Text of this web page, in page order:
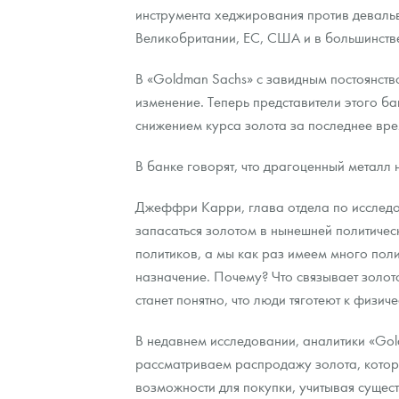
Золотой червонец Сеятель
Золотые слитки
Флот: ледоколы и корабли
Жетоны "Необыкновенные обитатели глубин"
Русская нумизматика
Золотая карманная галерея
Выкуп монет
Выкуп серебряных монет
Вопрос - ответ
Политика конфиденциальности
Политика использования Cookies
Положение по обработке и защите персональных
Распродажа монет и жетонов
Итоги 2025 года. Прогноз курсов золота,
Cтатьи
Георгий Победоносец - динамика цен
Курс золота и серебра
Лом выкуп
Контакты
О нас
Письмо директору
инструмента хеджирования против
Великобритании, ЕС, США и в
В «Goldman Sachs» с завидным
изменение. Теперь представители этого
снижением курса золота за последнее
В банке говорят, что драгоценный
Джеффри Карри, глава отдела по
запасаться золотом в нынешней
политиков, а мы как раз имеем много
назначение. Почему? Что связывает
станет понятно, что люди тяготеют к
В недавнем исследовании, аналитики
рассматриваем распродажу золота,
возможности для покупки, учитывая